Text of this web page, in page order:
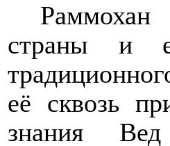
Раммохан
страны и
её сквозь
знания